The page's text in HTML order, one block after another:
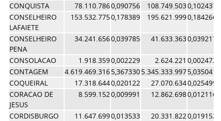
CONQUISTA 78.110.7860,090756 108.749.5030,102437
CONSELHEIRO
LAFAIETE
153.532.7750,178389 195.621.9990,184266
CONSELHEIRO
PENA
34.241.6560,039785 41.633.3630,039217
CONSOLACAO 1.918.3590,002229 2.624.221 0,002472
CONTAGEM
4.619.469.3165,3673305.345.333.9975,035041
COQUEIRAL
17.318.6440,020122 27.070.6340,025499
CORACAO DE
JESUS
8.599.1520,009991 12.862.6980,012116
CORDISBURGO 11.647.6990,013533 20.331.8220,019152